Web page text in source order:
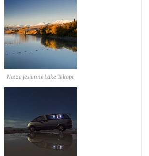
Nasze jesienne Lake Tekapo